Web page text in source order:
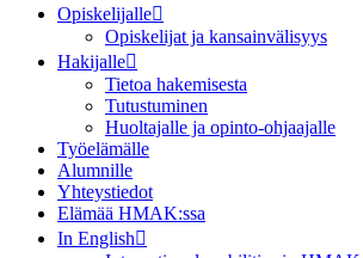
Opiskelijalle
Opiskelijat ja kansainvälisyys
Hakijalle
Tietoa hakemisesta
Tutustuminen
Huoltajalle ja opinto-ohjaajalle
Työelämälle
Alumnille
Yhteystiedot
Elämää HMAK:ssa
In English